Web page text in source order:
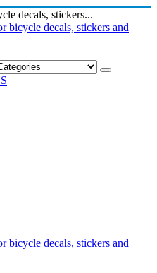
decals, stickers...